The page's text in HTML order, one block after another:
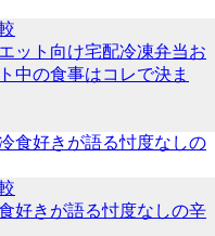
ット向け宅配冷凍弁当お
中の食事はコレで決ま
好きが語る忖度なしの辛